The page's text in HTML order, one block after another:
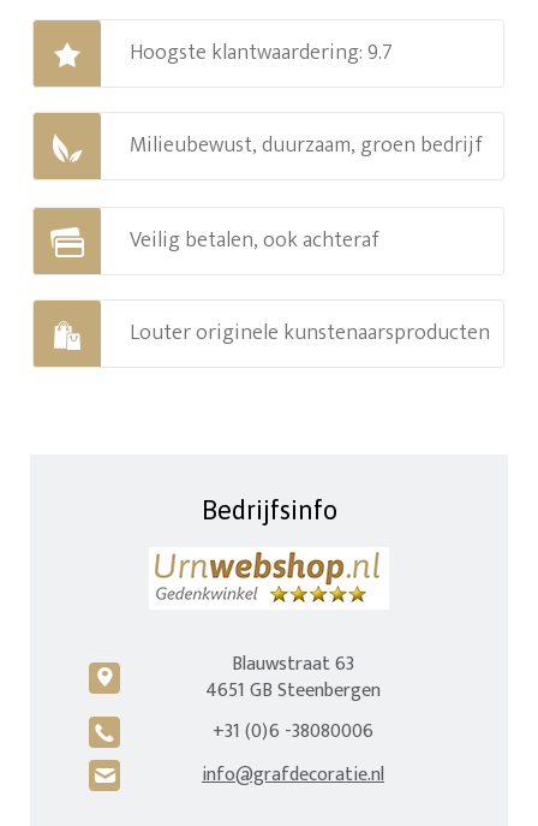
Hoogste klantwaardering: 9.7
Milieubewust, duurzaam, groen bedrijf
Veilig betalen, ook achteraf
Louter originele kunstenaarsproducten
Bedrijfsinfo
c
Blauwstraat 63
4651 GB Steenbergen
A +31 (0)6 -38080006
H info@grafdecoratie.nl